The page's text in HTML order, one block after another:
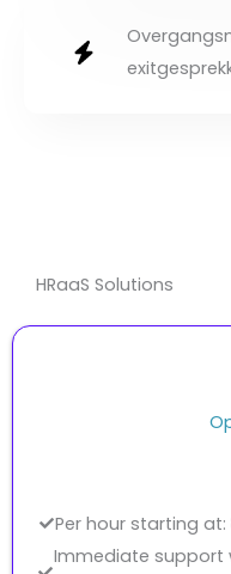
HRaaS Solutions
Per hour starting at:
Immediate